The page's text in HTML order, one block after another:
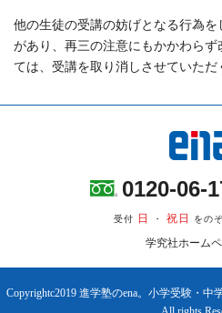
かつ合理的なレベルの安全対
に努めます。
ご提供いただいた個人情報は
開示されることはありません
を求められた場合は、お客様
(5) 個人情報の開示・訂正・削
する場合を除き、速やかに対
他の生徒の受講の妨げとなる行為
があり、再三の注意にもかかわら
ては、受講を取り消しさせていただ
0120-06-
受付 日 ・ 祝日 をの
学究社ホーム
Copyrightc2019 進学塾のena。小学受験・